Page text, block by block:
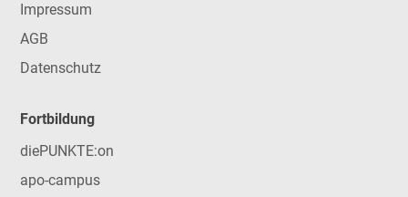
Impressum
AGB
Datenschutz
Fortbildung
diePUNKTE:on
apo-campus